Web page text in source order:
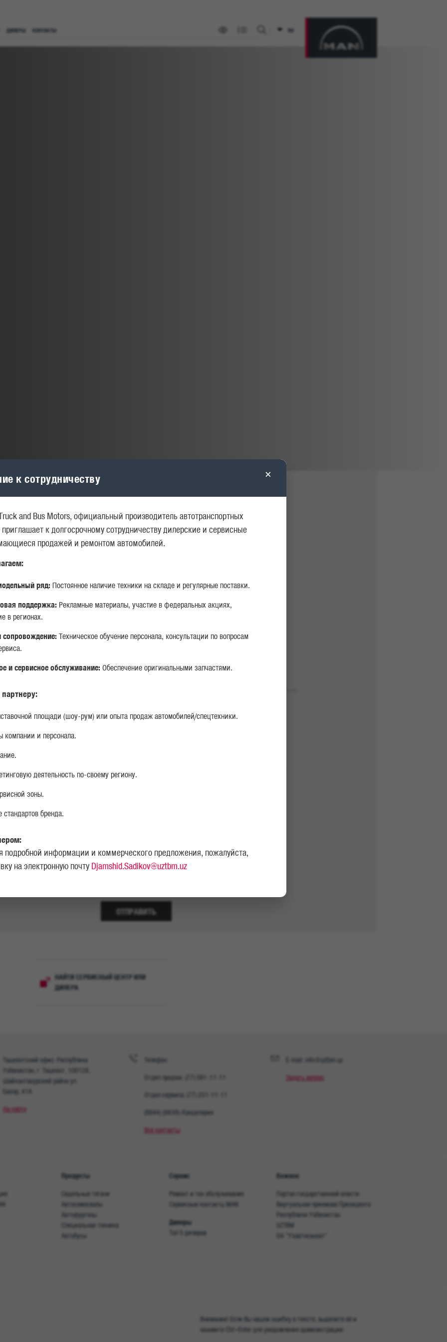
ДИЛЕРЫ КОНТАКТЫ RU
вопроса
Жалоба
обращение
Другое
на вакантную позицию используйте шаблон анкеты кандидата
на адрес
АНКЕТЫ КАНДИДАТА
обязательными к заполнению
ОТПРАВИТЬ
НАЙТИ СЕРВИСНЫЙ ЦЕНТР ИЛИ
ДИЛЕРА
Ташкентский офис: Республика
Узбекистан, г. Ташкент, 100128,
Шайхантахурский район ул.
Бахор, 41A.
На карте
Телефон:
Отдел продаж: (77) 081-11-11
Отдел сервиса: (77) 251-11-11
(8844) (8839)-Канцелярия
Все контакты
E-mail: info@uztbm.uz
Задать вопрос
Продукты
Седельные тягачи
Автосамосвалы
Автофургоны
Специальная техника
Автобусы
Сервис
Ремонт и тех обслуживание
Сервисные контакты MAN
Дилеры
Топ 5 дилеров
Важное
Портал госдарственной власти
Виртуальная приемная Президента
Республики Узбекистан
UZTBM
ОА "Узавтосаноат"
Внимание! Если Вы нашли ошибку в тексте, выделите её и
нажмите Ctrl+Enter для уведомления администрации
к сотрудничеству ×
and Bus Motors, официальный производитель автотранспортных
к долгосрочному сотрудничеству дилерские и сервисные
продажей и ремонтом автомобилей.
ряд: Постоянное наличие техники на складе и регулярные поставки.
поддержка: Рекламные материалы, участие в федеральных акциях,
в регионах.
сопровождение: Техническое обучение персонала, консультации по вопросам
и сервисное обслуживание: Обеспечение оригинальными запчастями.
площади (шоу-рум) или опыта продаж автомобилей/спецтехники.
компании и персонала.
деятельность по-своему региону.
зоны.
бренда.
подробной информации и коммерческого предложения, пожалуйста,
на электронную почту Djamshid.Sadikov@uztbm.uz